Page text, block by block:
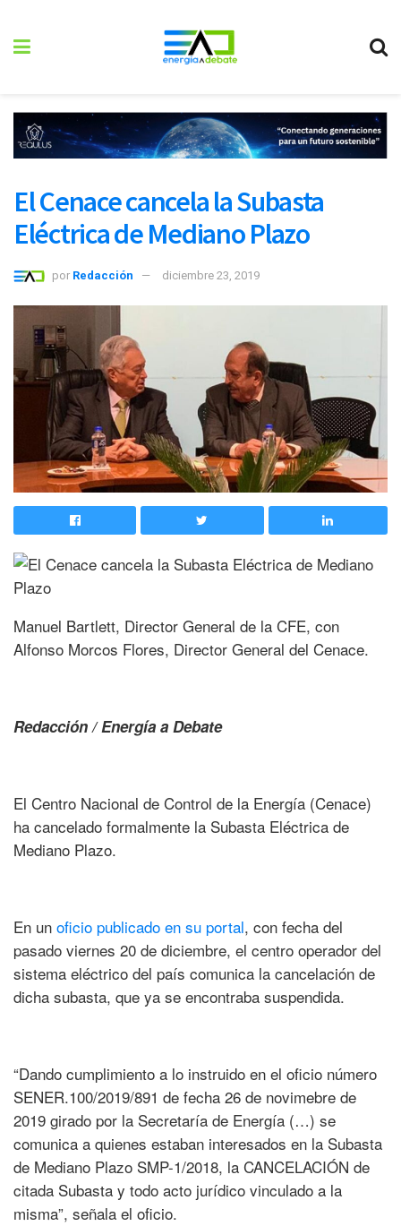
El Cenace cancela la Subasta
Eléctrica de Mediano Plazo
por Redacción diciembre 23, 2019
Manuel Bartlett, Director General de la CFE, con
Alfonso Morcos Flores, Director General del Cenace.
Redacción / Energía a Debate
El Centro Nacional de Control de la Energía (Cenace)
ha cancelado formalmente la Subasta Eléctrica de
Mediano Plazo.
En un oficio publicado en su portal, con fecha del
pasado viernes 20 de diciembre, el centro operador del
sistema eléctrico del país comunica la cancelación de
dicha subasta, que ya se encontraba suspendida.
“Dando cumplimiento a lo instruido en el oficio número
SENER.100/2019/891 de fecha 26 de novimebre de
2019 girado por la Secretaría de Energí­a (…) se
comunica a quienes estaban interesados en la Subasta
de Mediano Plazo SMP-1/2018, la CANCELACIÓN de
citada Subasta y todo acto jurídico vinculado a la
misma”, señala el oficio.